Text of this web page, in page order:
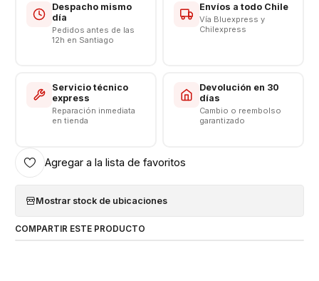
Compatibilidad Smartphone Micro Usb
Salida Tipo Micro Usb
Salida 5 volt
Garantía del vendedor: 6 meses
Despacho mismo
día
Pedidos antes de las
12h en Santiago
Envíos a todo Chile
Vía Bluexpress y
Chilexpress
Servicio técnico
express
Reparación inmediata
en tienda
Devolución en 30
días
Cambio o reembolso
garantizado
Agregar a la lista de favoritos
Mostrar stock de ubicaciones
COMPARTIR ESTE PRODUCTO